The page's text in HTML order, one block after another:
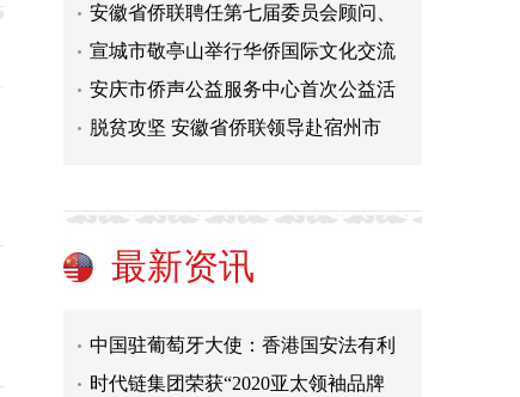
安徽省侨联聘任第七届委员会顾问、
宣城市敬亭山举行华侨国际文化交流
安庆市侨声公益服务中心首次公益活
脱贫攻坚 安徽省侨联领导赴宿州市
最新资讯
乘风破浪 逆势增长 ——从“半年
中国驻葡萄牙大使：香港国安法有利
时代链集团荣获“2020亚太领袖品牌